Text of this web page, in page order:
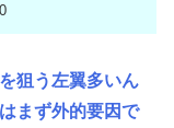
狙う左翼多いん
まず外的要因で